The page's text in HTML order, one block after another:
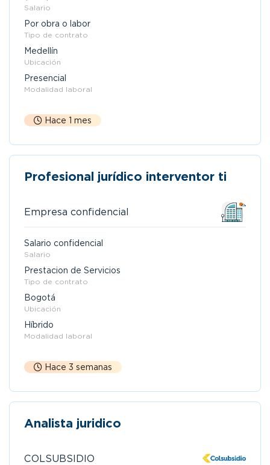
Salario
Por obra o labor
Tipo de contrato
Medellín
Ubicación
Presencial
Modalidad laboral
Hace 1 mes
Profesional jurídico interventor ti
Empresa confidencial
Salario confidencial
Salario
Prestacion de Servicios
Tipo de contrato
Bogotá
Ubicación
Híbrido
Modalidad laboral
Hace 3 semanas
Analista juridico
COLSUBSIDIO